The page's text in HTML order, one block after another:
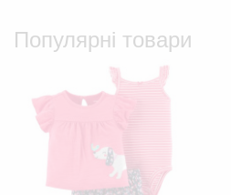
Популярні товари